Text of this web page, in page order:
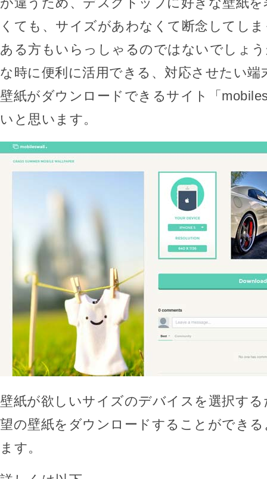
くても、サイズがあわなくて断念してし
ある方もいらっしゃるのではないでしょ
な時に便利に活用できる、対応させたい端
壁紙がダウンロードできるサイト「
いと思います。
壁紙が欲しいサイズのデバイスを選択す
望の壁紙をダウンロードすることができ
ます。